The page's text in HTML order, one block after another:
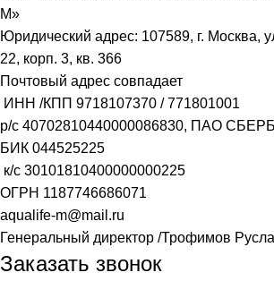
М»
Юридический адрес: 107589, г. Москва,
22, корп. 3, кв. 366
Почтовый адрес совпадает
ИНН /КПП 9718107370 /771801001
р/с 40702810440000086830, ПАО
БИК 044525225
к/с 30101810400000000225
ОГРН 1187746686071
aqualife-m@mail.ru
Генеральный директор /Трофимов
Заказать звонок